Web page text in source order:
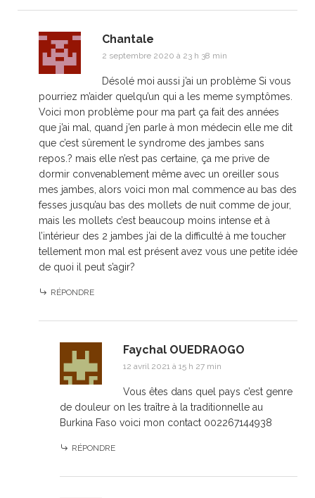
Chantale
2 septembre 2020 à 23 h 38 min
Désolé moi aussi j’ai un problème Si vous
pourriez m’aider quelqu’un qui a les meme symptômes.
Voici mon problème pour ma part ça fait des années
que j’ai mal, quand j’en parle à mon médecin elle me dit
que c’est sûrement le syndrome des jambes sans
repos.? mais elle n’est pas certaine, ça me prive de
dormir convenablement même avec un oreiller sous
mes jambes, alors voici mon mal commence au bas des
fesses jusqu’au bas des mollets de nuit comme de jour,
mais les mollets c’est beaucoup moins intense et à
l’intérieur des 2 jambes j’ai de la difficulté à me toucher
tellement mon mal est présent avez vous une petite idée
de quoi il peut s’agir?
RÉPONDRE
Faychal OUEDRAOGO
12 avril 2021 à 15 h 27 min
Vous êtes dans quel pays c’est genre
de douleur on les traître à la traditionnelle au
Burkina Faso voici mon contact 002267144938
RÉPONDRE